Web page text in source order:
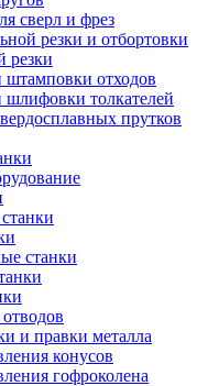
сверл и фрез
резки и отбортовки
резки
штамповки отходов
шлифовки толкателей
прутков
станки
и правки металла
конусов
гофроколена